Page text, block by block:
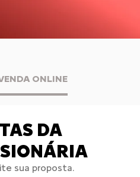
ONLINE
DA
sua proposta.